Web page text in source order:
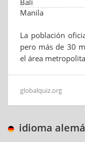
Bali
Manila
La población
pero más de 30
el área
globalquiz.org
idioma